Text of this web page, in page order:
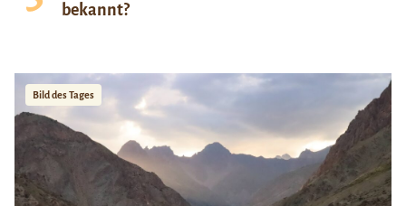
bekannt?
Bild des Tages